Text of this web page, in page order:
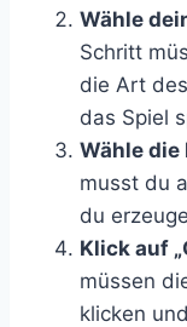
Wähle
Schritt
die Art
das Spiel
Wähle die
musst du
du
Klick auf
müssen
klicken